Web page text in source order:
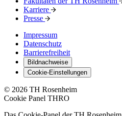
Karriere
Presse
Impressum
Datenschutz
Barrierefreiheit
Bildnachweise
Cookie-Einstellungen
© 2026 TH Rosenheim
Cookie Panel THRO